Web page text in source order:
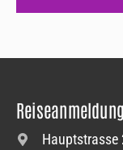
Reiseanmeldung
Hauptstrasse